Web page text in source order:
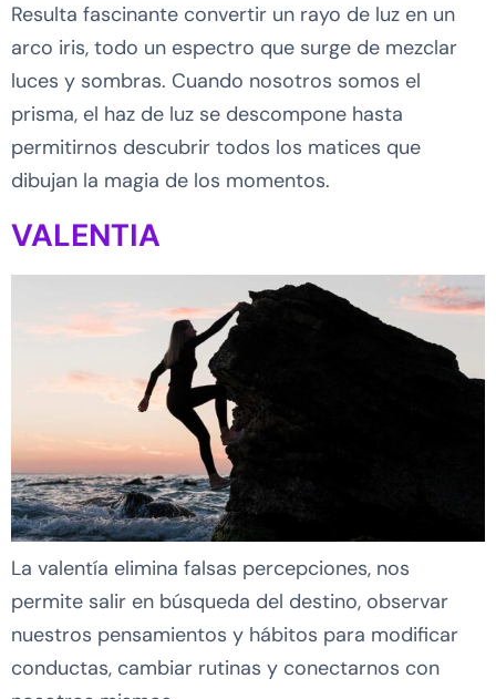
Resulta fascinante convertir un rayo de luz en un
arco iris, todo un espectro que surge de mezclar
luces y sombras. Cuando nosotros somos el
prisma, el haz de luz se descompone hasta
permitirnos descubrir todos los matices que
dibujan la magia de los momentos.
VALENTIA
La valentía elimina falsas percepciones, nos
permite salir en búsqueda del destino, observar
nuestros pensamientos y hábitos para modificar
conductas, cambiar rutinas y conectarnos con